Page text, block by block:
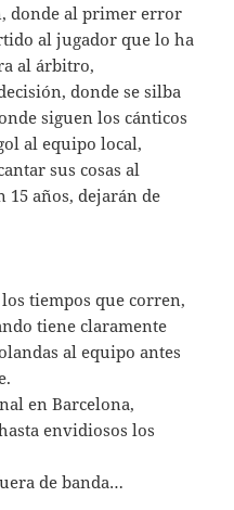
donde al primer error
al jugador que lo ha
al árbitro,
donde se silba
siguen los cánticos
al equipo local,
sus cosas al
15 años, dejarán de
tiempos que corren,
tiene claramente
al equipo antes
en Barcelona,
envidiosos los
de banda…